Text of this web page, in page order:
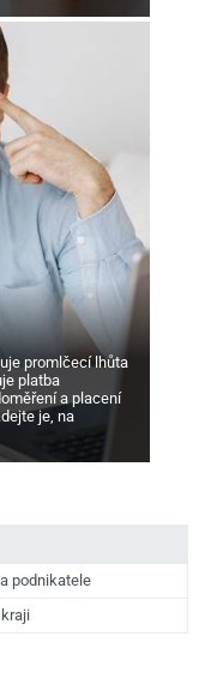
promlčecí lhůta
platba
a placení
je, na
podnikatele